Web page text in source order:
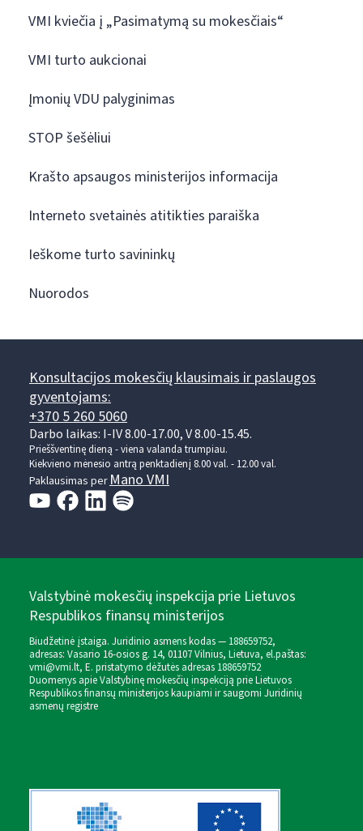
VMI kviečia į „Pasimatymą su mokesčiais“
VMI turto aukcionai
Įmonių VDU palyginimas
STOP šešėliui
Krašto apsaugos ministerijos informacija
Interneto svetainės atitikties paraiška
Ieškome turto savininkų
Nuorodos
Konsultacijos mokesčių klausimais ir paslaugos
gyventojams:
+370 5 260 5060
Darbo laikas: I-IV 8.00-17.00, V 8.00-15.45.
Prieššventinę dieną - viena valanda trumpiau.
Kiekvieno mėnesio antrą penktadienį 8.00 val. - 12.00 val.
Paklausimas perMano VMI
Valstybinė mokesčių inspekcija prie Lietuvos
Respublikos finansų ministerijos
Biudžetinė įstaiga. Juridinio asmens kodas — 188659752,
adresas: Vasario 16-osios g. 14, 01107 Vilnius, Lietuva, el.paštas:
vmi@vmi.lt, E. pristatymo dėžutės adresas 188659752
Duomenys apie Valstybinę mokesčių inspekciją prie Lietuvos
Respublikos finansų ministerijos kaupiami ir saugomi Juridinių
asmenų registre